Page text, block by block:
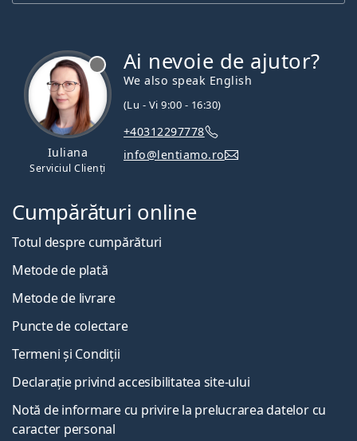
Iuliana
Serviciul Clienți
Ai nevoie de ajutor?
We also speak English
(Lu - Vi 9:00 - 16:30)
+40312297778
info@lentiamo.ro
Cumpărături online
Totul despre cumpărături
Metode de plată
Metode de livrare
Puncte de colectare
Termeni și Condiții
Declarație privind accesibilitatea site-ului
Notă de informare cu privire la prelucrarea datelor cu
caracter personal